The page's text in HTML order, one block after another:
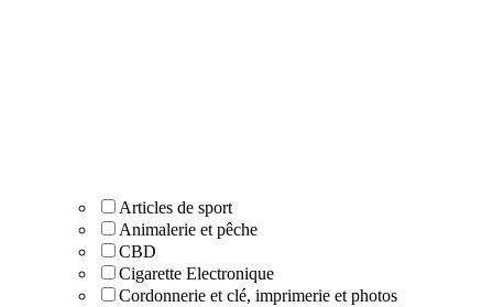
Articles de sport
Animalerie et pêche
CBD
Cigarette Electronique
Cordonnerie et clé, imprimerie et photos